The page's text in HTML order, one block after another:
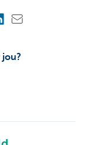
jou?